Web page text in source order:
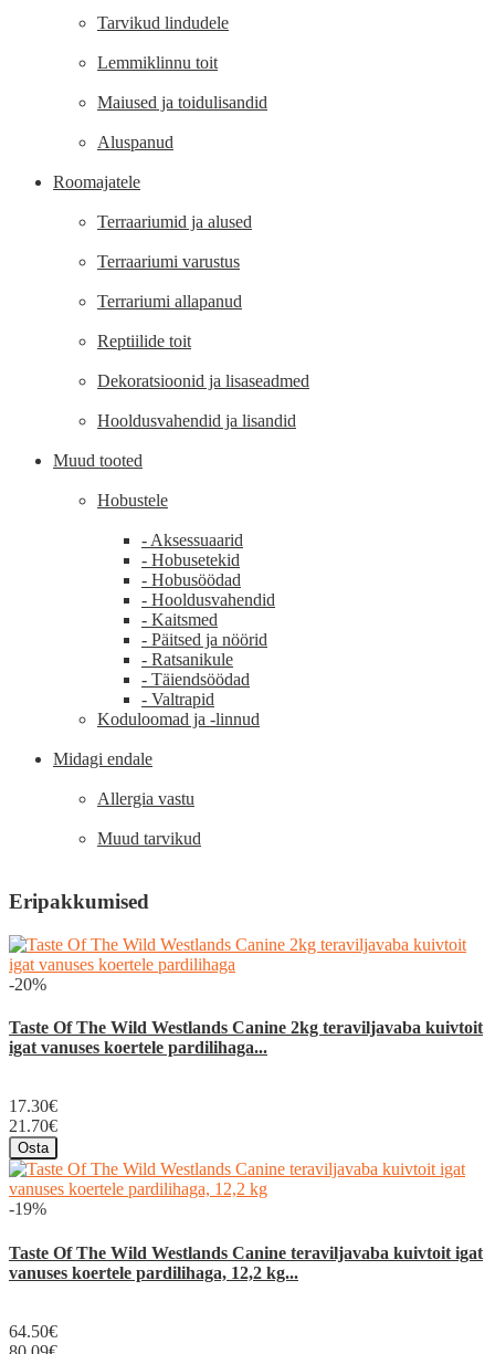
Tarvikud lindudele
Lemmiklinnu toit
Maiused ja toidulisandid
Aluspanud
Roomajatele
Terraariumid ja alused
Terraariumi varustus
Terrariumi allapanud
Reptiilide toit
Dekoratsioonid ja lisaseadmed
Hooldusvahendid ja lisandid
Muud tooted
Hobustele
- Aksessuaarid
- Hobusetekid
- Hobusöödad
- Hooldusvahendid
- Kaitsmed
- Päitsed ja nöörid
- Ratsanikule
- Täiendsöödad
- Valtrapid
Koduloomad ja -linnud
Midagi endale
Allergia vastu
Muud tarvikud
Eripakkumised
-20%
Taste Of The Wild Westlands Canine 2kg teraviljavaba kuivtoit
igat vanuses koertele pardilihaga...
17.30€
21.70€
Osta
-19%
Taste Of The Wild Westlands Canine teraviljavaba kuivtoit igat
vanuses koertele pardilihaga, 12,2 kg...
64.50€